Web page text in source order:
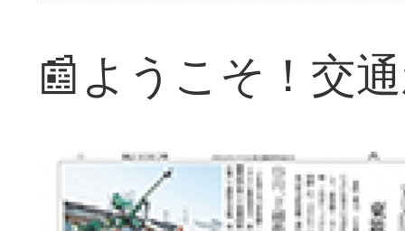
📰ようこそ！交